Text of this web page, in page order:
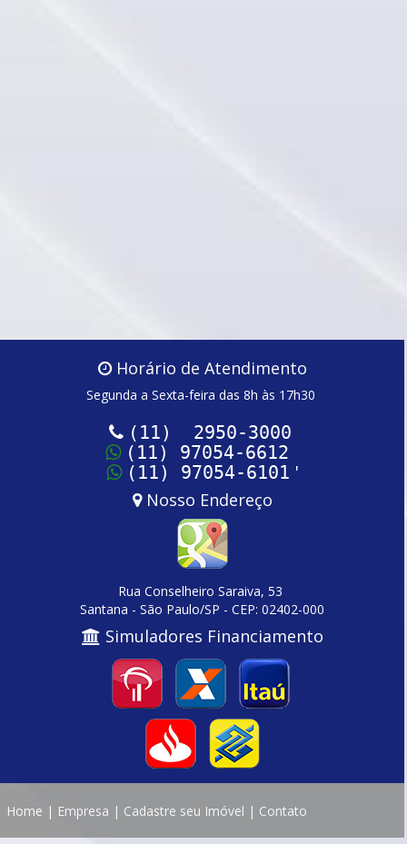
Horário de Atendimento
Segunda a Sexta-feira das 8h às 17h30
(11) 2950-3000
(11) 97054-6612
(11) 97054-6101 '
Nosso Endereço
Rua Conselheiro Saraiva, 53
Santana - São Paulo/SP - CEP: 02402-000
Simuladores Financiamento
Home | Empresa | Cadastre seu Imóvel | Contato